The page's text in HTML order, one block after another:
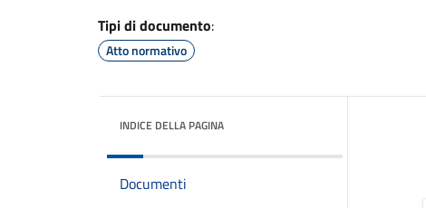
Tipi di documento:
Atto normativo
INDICE DELLA PAGINA
Documenti